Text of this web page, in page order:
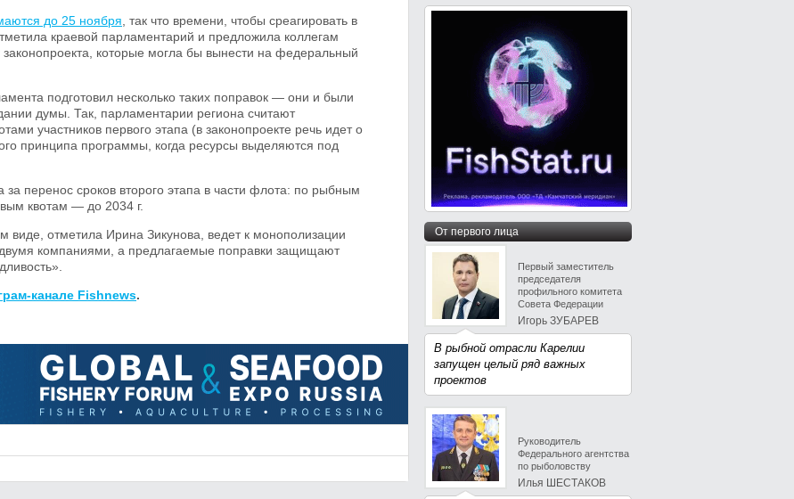
до 25 ноября , так что времени, чтобы среагировать в
краевой парламентарий и предложила коллегам
законопроекта, которые могла бы вынести на федеральный
подготовил несколько таких поправок — они и были
думы. Так, парламентарии региона считают
участников первого этапа (в законопроекте речь идет о
принципа программы, когда ресурсы выделяются под
перенос сроков второго этапа в части флота: по рыбным
квотам — до 2034 г.
виде, отметила Ирина Зикунова, ведет к монополизации
компаниями, а предлагаемые поправки защищают
канале Fishnews.
От первого лица
Первый заместитель
председателя
профильного комитета
Совета Федерации
Игорь ЗУБАРЕВ
В рыбной отрасли Карелии
запущен целый ряд важных
проектов
Руководитель
Федерального агентства
по рыболовству
Илья ШЕСТАКОВ